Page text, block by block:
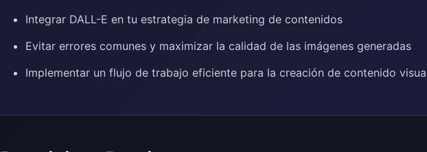
Integrar DALL-E en tu estrategia de marketing de contenidos
Evitar errores comunes y maximizar la calidad de las imágenes generadas
Implementar un flujo de trabajo eficiente para la creación de contenido